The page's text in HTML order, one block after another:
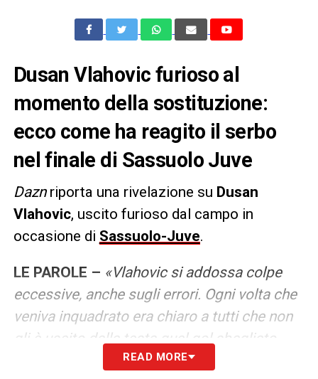
Dusan Vlahovic furioso al
momento della sostituzione:
ecco come ha reagito il serbo
nel finale di Sassuolo Juve
Daznriporta una rivelazione su Dusan
Vlahovic, uscito furioso dal campo in
occasione di Sassuolo-Juve.
LE PAROLE – «Vlahovic si addossa colpe
eccessive, anche sugli errori. Ogni volta che
veniva inquadrato era chiaro a tutti che non
gli è uscito dalla testa quel gol sbagliato
nella ripresa, ma anche per questo è stato
READ MORE